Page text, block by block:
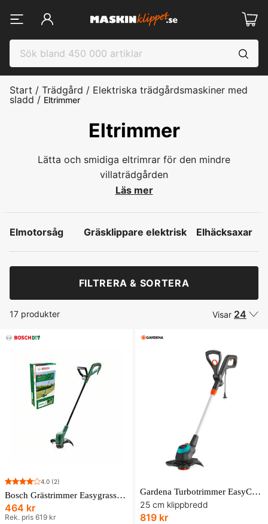
Start / Trädgård / Elektriska trädgårdsmaskiner med
sladd / Eltrimmer
Eltrimmer
Lätta och smidiga eltrimrar för den mindre
villaträdgården
Läs mer
Elmotorsåg Gräsklippare elektrisk Elhäcksaxar
FILTRERA & SORTERA
17 produkter Visar 24
4.0 (2)
Bosch Grästrimmer Easygrasscut 23
464 kr
Rek. pris 619 kr
Gardena Turbotrimmer EasyCut 450/25 Trimmer
25 cm klippbredd
819 kr